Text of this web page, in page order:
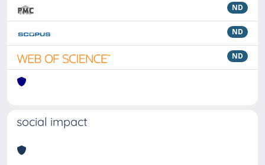
ND
ND
ND
social impact